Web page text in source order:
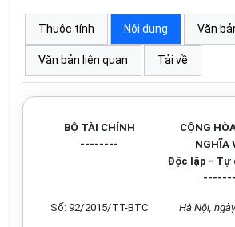
Thuộc tính Nội dung Văn
Văn bản liên quan Tải về
BỘ TÀI CHÍNH
--------
CỘNG
NGHĨA
Độc lập - Tự
Số: 92/2015/TT-BTC
Hà Nội,